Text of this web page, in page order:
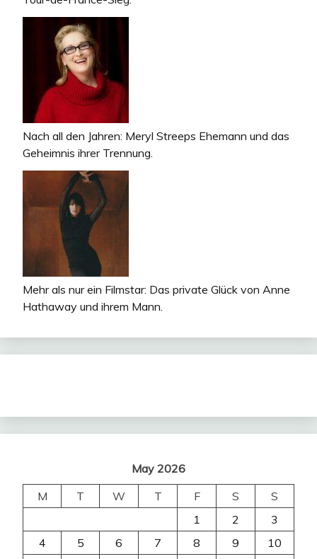
Nach all den Jahren: Meryl Streeps Ehemann und das
Geheimnis ihrer Trennung.
Mehr als nur ein Filmstar: Das private Glück von Anne
Hathaway und ihrem Mann.
May 2026
M
T W T F S
S
1
2
3
4
5 6 7 8 9
10